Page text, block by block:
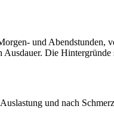
und Abendstunden,
Die Hintergründe
und nach